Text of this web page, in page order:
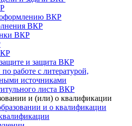
оформлению ВКР
ВКР
ВКР
и защита ВКР
работе с литературой,
источниками
листа ВКР
и (или) о квалификации
и о квалификации